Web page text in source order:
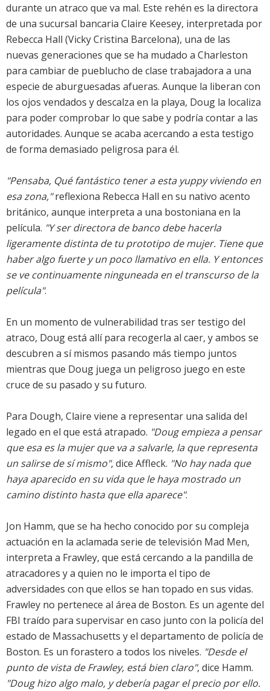
durante un atraco que va mal. Este rehén es la directora
de una sucursal bancaria Claire Keesey, interpretada por
Rebecca Hall (Vicky Cristina Barcelona), una de las
nuevas generaciones que se ha mudado a Charleston
para cambiar de pueblucho de clase trabajadora a una
especie de aburguesadas afueras. Aunque la liberan con
los ojos vendados y descalza en la playa, Doug la localiza
para poder comprobar lo que sabe y podría contar a las
autoridades. Aunque se acaba acercando a esta testigo
de forma demasiado peligrosa para él.
"Pensaba, Qué fantástico tener a esta yuppy viviendo en
esa zona,"reflexiona Rebecca Hall en su nativo acento
británico, aunque interpreta a una bostoniana en la
película. "Y ser directora de banco debe hacerla
ligeramente distinta de tu prototipo de mujer. Tiene que
haber algo fuerte y un poco llamativo en ella. Y entonces
se ve continuamente ninguneada en el transcurso de la
película".
En un momento de vulnerabilidad tras ser testigo del
atraco, Doug está allí para recogerla al caer, y ambos se
descubren a sí mismos pasando más tiempo juntos
mientras que Doug juega un peligroso juego en este
cruce de su pasado y su futuro.
Para Dough, Claire viene a representar una salida del
legado en el que está atrapado. "Doug empieza a pensar
que esa es la mujer que va a salvarle, la que representa
un salirse de sí mismo", dice Affleck. "No hay nada que
haya aparecido en su vida que le haya mostrado un
camino distinto hasta que ella aparece".
Jon Hamm, que se ha hecho conocido por su compleja
actuación en la aclamada serie de televisión Mad Men,
interpreta a Frawley, que está cercando a la pandilla de
atracadores y a quien no le importa el tipo de
adversidades con que ellos se han topado en sus vidas.
Frawley no pertenece al área de Boston. Es un agente del
FBI traído para supervisar en caso junto con la policía del
estado de Massachusetts y el departamento de policía de
Boston. Es un forastero a todos los niveles. "Desde el
punto de vista de Frawley, está bien claro", dice Hamm.
"Doug hizo algo malo, y debería pagar el precio por ello.